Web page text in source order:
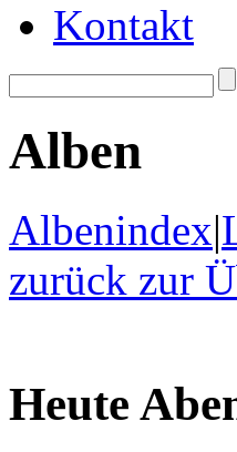
Kontakt
Alben
Albenindex|
zurück zur
Heute